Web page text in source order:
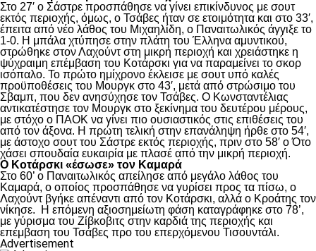
Στο 27′ ο Σάστρε προσπάθησε να γίνει επικίνδυνος με σουτ
εκτός περιοχής, όμως, ο Τσάβες ήταν σε ετοιμότητα και στο 33′,
έπειτα από νέο λάθος του Μιχαηλίδη, ο Παναιτωλικός άγγιξε το
1-0. Η μπάλα χτύπησε στην πλάτη του Έλληνα αμυντικού,
στρώθηκε στον Λαχούντ στη μικρή περιοχή και χρειάστηκε η
ψύχραιμη επέμβαση του Κοτάρσκι για να παραμείνει το σκορ
ισόπαλο. Το πρώτο ημίχρονο έκλεισε με σουτ υπό καλές
προϋποθέσεις του Μουργκ στο 43′, μετά από στρώσιμο του
Σβαμπ, που δεν ανησύχησε τον Τσάβες. Ο Κωνσταντέλιας
αντικατέστησε τον Μουργκ στο ξεκίνημα του δευτέρου μέρους,
με στόχο ο ΠΑΟΚ να γίνει πιο ουσιαστικός στις επιθέσεις του
από τον άξονα. Η πρώτη τελική στην επανάληψη ήρθε στο 54′,
με άστοχο σουτ του Σάστρε εκτός περιοχής, πριν στο 58′ ο Ότο
χάσει σπουδαία ευκαιρία με πλασέ από την μικρή περιοχή.
Ο Κοτάρσκι «έσωσε» τον Καμαρά
Στο 60’ ο Παναιτωλικός απείλησε από μεγάλο λάθος του
Καμαρά, ο οποίος προσπάθησε να γυρίσει προς τα πίσω, ο
Λαχούντ βγήκε απέναντι από τον Κοτάρσκι, αλλά ο Κροάτης τον
νίκησε. Η επόμενη αξιοσημείωτη φάση καταγράφηκε στο 78’,
με γύρισμα του Ζίβκοβιτς στην καρδιά της περιοχής και
επέμβαση του Τσάβες προ του επερχόμενου Τισουντάλι.
Advertisement